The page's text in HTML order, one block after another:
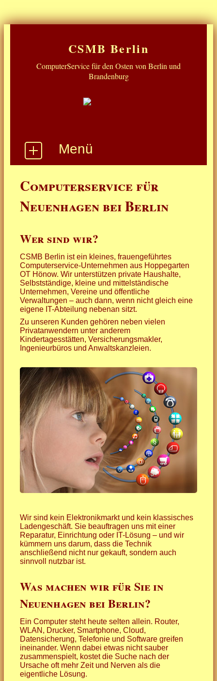
CSMB Berlin
ComputerService für den Osten von Berlin und
Brandenburg
Menü
Win10 Supportende
... für mehr
... für Ihr Netzwerk
... für schnelles Internet
... für Ihr Schätzchen
... für Büro und Homeoffice
Qualifikationen
Kundenmeinungen
Preise
Kontakt
Computerservice für
Neuenhagen bei Berlin
Wer sind wir?
CSMB Berlin ist ein kleines, frauengeführtes
Computerservice-Unternehmen aus Hoppegarten
OT Hönow. Wir unterstützen private Haushalte,
Selbstständige, kleine und mittelständische
Unternehmen, Vereine und öffentliche
Verwaltungen – auch dann, wenn nicht gleich eine
eigene IT-Abteilung nebenan sitzt.
Zu unseren Kunden gehören neben vielen
Privatanwendern unter anderem
Kindertagesstätten, Versicherungsmakler,
Ingenieurbüros und Anwaltskanzleien.
Wir sind kein Elektronikmarkt und kein klassisches
Ladengeschäft. Sie beauftragen uns mit einer
Reparatur, Einrichtung oder IT-Lösung – und wir
kümmern uns darum, dass die Technik
anschließend nicht nur gekauft, sondern auch
sinnvoll nutzbar ist.
Was machen wir für Sie in
Neuenhagen bei Berlin?
Ein Computer steht heute selten allein. Router,
WLAN, Drucker, Smartphone, Cloud,
Datensicherung, Telefonie und Software greifen
ineinander. Wenn dabei etwas nicht sauber
zusammenspielt, kostet die Suche nach der
Ursache oft mehr Zeit und Nerven als die
eigentliche Lösung.